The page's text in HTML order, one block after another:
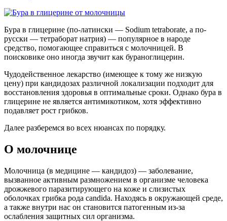
Бура в глицерине (по-латински — Sodium tetraborate, а по-
русски — тетраборат натрия) — популярное в народе
средство, помогающее справиться с молочницей. В
поисковике оно иногда звучит как бураноглицерин.
Чудодейственное лекарство (имеющее к тому же низкую
цену) при кандидозах различной локализации подходит для
восстановления здоровья в оптимальные сроки. Однако бура в
глицерине не является антимикотиком, хотя эффективно
подавляет рост грибков.
Далее разберемся во всех нюансах по порядку.
О молочнице
Молочница (в медицине — кандидоз) — заболевание,
вызванное активным размножением в организме человека
дрожжевого паразитирующего на коже и слизистых
оболочках грибка рода candida. Находясь в окружающей среде,
а также внутри нас он становится патогенным из-за
ослабления защитных сил организма.